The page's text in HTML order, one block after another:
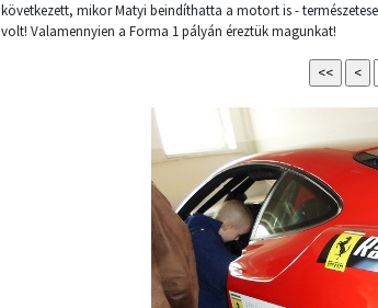
következett, mikor Matyi beindíthatta a motort is -
volt! Valamennyien a Forma 1 pályán éreztük magunkat!